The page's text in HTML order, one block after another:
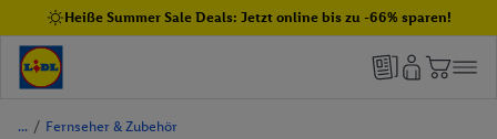
Heiße Summer Sale Deals: Jetzt online bis zu -66% sparen!
/ Fernseher & Zubehör